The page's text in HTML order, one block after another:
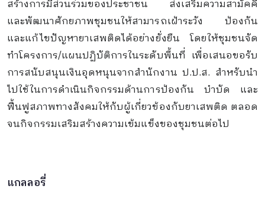
สร้างการมีส่วนร่วมของประชาชน ส่งเสริมความสามัคคี
และพัฒนาศักยภาพชุมชนให้สามารถเฝ้าระวัง ป้องกัน
และแก้ไขปัญหายาเสพติดได้อย่างยั่งยืน โดยให้ชุมชนจัด
ทำโครงการ/แผนปฏิบัติการในระดับพื้นที่ เพื่อเสนอขอรับ
การสนับสนุนเงินอุดหนุนจากสำนักงาน ป.ป.ส. สำหรับนำ
ไปใช้ในการดำเนินกิจกรรมด้านการป้องกัน บำบัด และ
ฟื้นฟูสภาพทางสังคมให้กับผู้เกี่ยวข้องกับยาเสพติด ตลอด
จนกิจกรรมเสริมสร้างความเข้มแข็งของชุมชนต่อไป
แกลลอรี่